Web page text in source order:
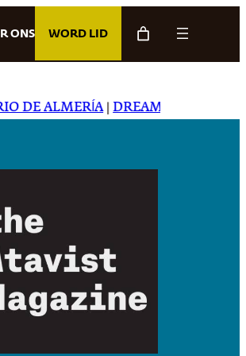
ONS WORD LID
ALMERÍA|DREAMING IN JAPANESE